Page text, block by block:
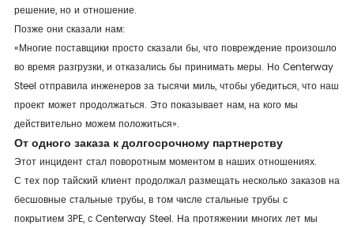
решение, но и отношение.
Позже они сказали нам:
«Многие поставщики просто сказали бы, что повреждение произошло
во время разгрузки, и отказались бы принимать меры. Но Centerway
Steel отправила инженеров за тысячи миль, чтобы убедиться, что наш
проект может продолжаться. Это показывает нам, на кого мы
действительно можем положиться».
От одного заказа к долгосрочному партнерству
Этот инцидент стал поворотным моментом в наших отношениях.
С тех пор тайский клиент продолжал размещать несколько заказов на
бесшовные стальные трубы, в том числе стальные трубы с
покрытием 3PE, с Centerway Steel. На протяжении многих лет мы